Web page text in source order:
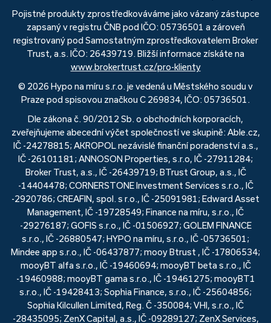
Pojistné produkty zprostředkováváme jako vázaný zástupce
zapsaný v registru ČNB pod IČO: 05736501 a zároveň
registrovaný pod Samostatným zprostředkovatelem Broker
Trust, a.s. IČO: 26439719. Bližší informace získáte na
www.brokertrust.cz/pro-klienty
© 2026 Hypo na míru s.r.o. je vedená u Městského soudu v
Praze pod spisovou značkou C 269834, IČO: 05736501.
Dle zákona č. 90/2012 Sb. o obchodních korporacích,
zveřejňujeme abecední výčet společností ve skupině: Able.cz,
IČ -24278815; AKROPOL nezávislé finanční poradenství a.s.,
IČ -26101181; ANNOSON Properties, s.r.o, IČ -27911284;
Broker Trust, a.s., IČ -26439719; BTrust Group, a.s., IČ
-14404478; CORNERSTONE Investment Services s.r.o., IČ
-2920786; CREAFIN, spol. s r.o., IČ -25091981; Edward Asset
Management, IČ -19728549; Finance na míru, s.r.o., IČ
-29276187; GOFIS s.r.o., IČ -01506927; GOLEM FINANCE
s.r.o., IČ -26880547; HYPO na míru, s.r.o., IČ -05736501;
Mindee app s.r.o., IČ -06437877; mooy Btrust , IČ -17806534;
mooyBT alfa s.r.o., IČ -19460694; mooyBT beta s.r.o., IČ
-19460988; mooyBT gama s.r.o., IČ -19461275; mooyBT1
s.r.o., IČ -19428413; Sophia Finance, s.r.o., IČ -25604856;
Sophia Kilcullen Limited, Reg. Č -350084; VHI, s.r.o., IČ
-28435095; ZenX Capital, a.s., IČ -09289127; ZenX Services,